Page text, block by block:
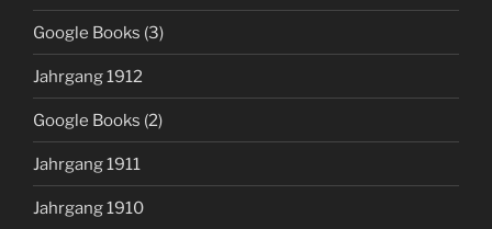
Google Books (3)
Jahrgang 1912
Google Books (2)
Jahrgang 1911
Jahrgang 1910